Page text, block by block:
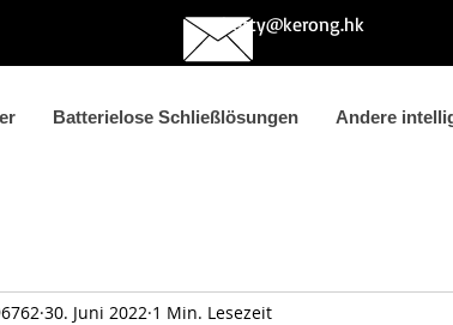
betty@kerong.hk
Batterielose Schließlösungen Andere
30. Juni 2022 1 Min. Lesezeit